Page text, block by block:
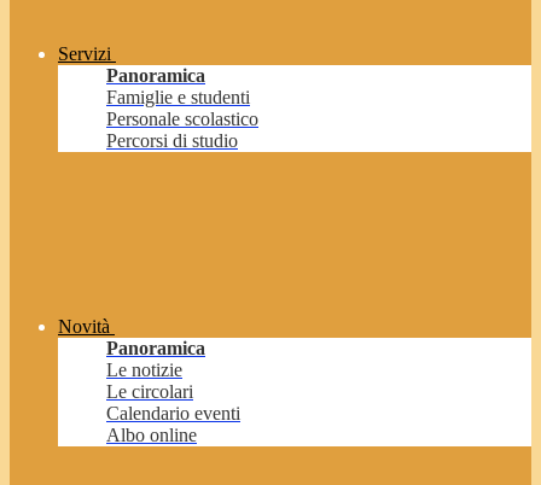
Servizi
Panoramica
Famiglie e studenti
Personale scolastico
Percorsi di studio
Novità
Panoramica
Le notizie
Le circolari
Calendario eventi
Albo online